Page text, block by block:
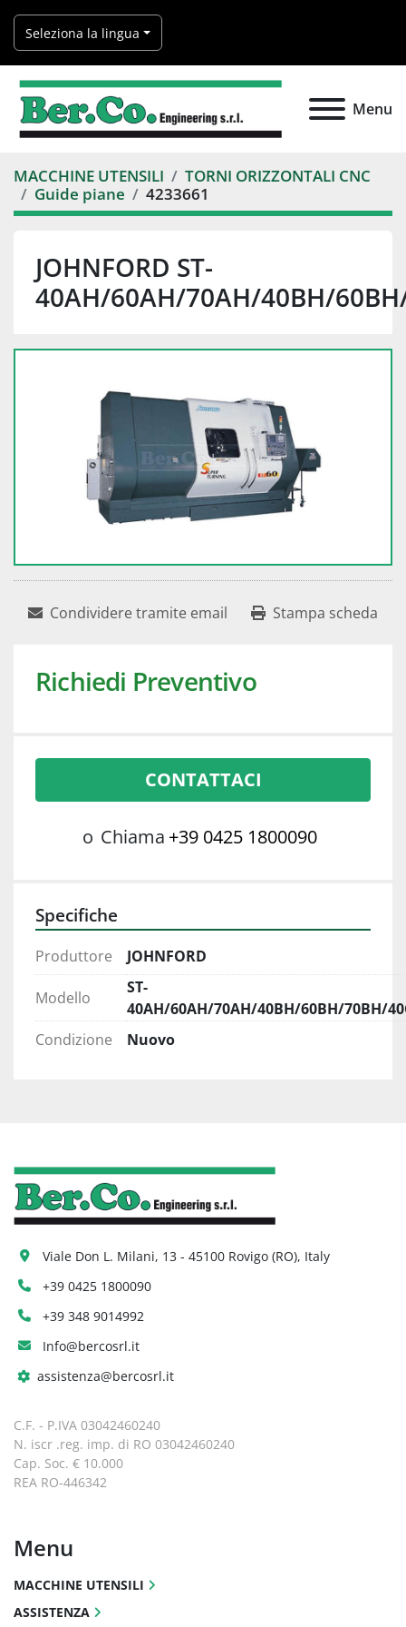
Seleziona la lingua
Menu
MACCHINE UTENSILI
TORNI ORIZZONTALI CNC
Guide piane
4233661
JOHNFORD ST-
40AH/60AH/70AH/40BH/
Condividere tramite email Stampa scheda
Richiedi Preventivo
CONTATTACI
o Chiama +39 0425 1800090
Specifiche
Produttore JOHNFORD
Modello
ST-
40AH/60AH/70AH/40BH/60BH/70BH/
Condizione
Nuovo
Viale Don L. Milani, 13 - 45100 Rovigo (RO), Italy
+39 0425 1800090
+39 348 9014992
Info@bercosrl.it
assistenza@bercosrl.it
C.F. - P.IVA 03042460240
N. iscr .reg. imp. di RO 03042460240
Cap. Soc. € 10.000
REA RO-446342
Menu
MACCHINE UTENSILI
ASSISTENZA